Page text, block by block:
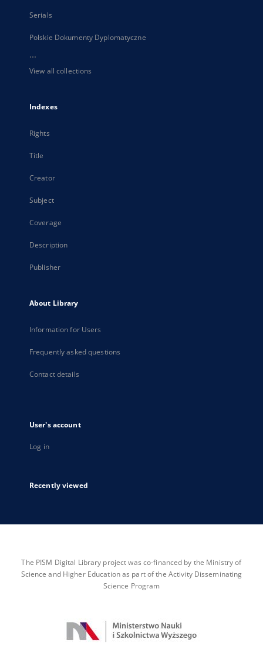
Serials
Polskie Dokumenty Dyplomatyczne
...
View all collections
Indexes
Rights
Title
Creator
Subject
Coverage
Description
Publisher
About Library
Information for Users
Frequently asked questions
Contact details
User's account
Log in
Recently viewed
The PISM Digital Library project was co-financed by the Ministry of
Science and Higher Education as part of the Activity Disseminating
Science Program